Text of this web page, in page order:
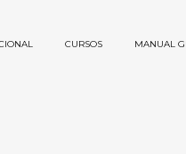
CURSOS MANUAL